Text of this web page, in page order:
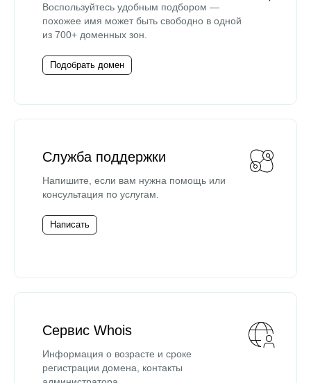
Воспользуйтесь удобным подбором —
похожее имя может быть свободно в одной
из 700+ доменных зон.
Подобрать домен
Служба поддержки
Напишите, если вам нужна помощь или
консультация по услугам.
Написать
Сервис Whois
Информация о возрасте и сроке
регистрации домена, контакты